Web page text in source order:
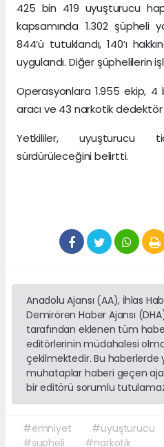
425 bin 419 uyuşturucu
kapsamında 1.302 şüpheli
844’ü tutuklandı, 140’ı
uygulandı. Diğer şüphelilerin
Operasyonlara 1.955 ekip, 4
aracı ve 43 narkotik dedektör
Yetkililer, uyuşturucu
sürdürüleceğini belirtti.
Anadolu Ajansı (AA), İhlas
Demirören Haber Ajansı
tarafından eklenen tüm
editörlerinin müdahalesi
çekilmektedir. Bu haberlerde
muhataplar haberi geçen
bir editörü sorumlu
#emniyet #uyuşturucu
#şüpheli
#narkotik